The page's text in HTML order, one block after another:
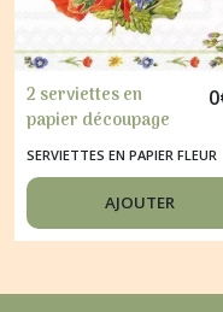
2 serviettes en
papier découpage
collage 33 cm
BOUQUET DE FLEURS
b
0
SERVIETTES EN PAPIER FLEUR
AJOUTER